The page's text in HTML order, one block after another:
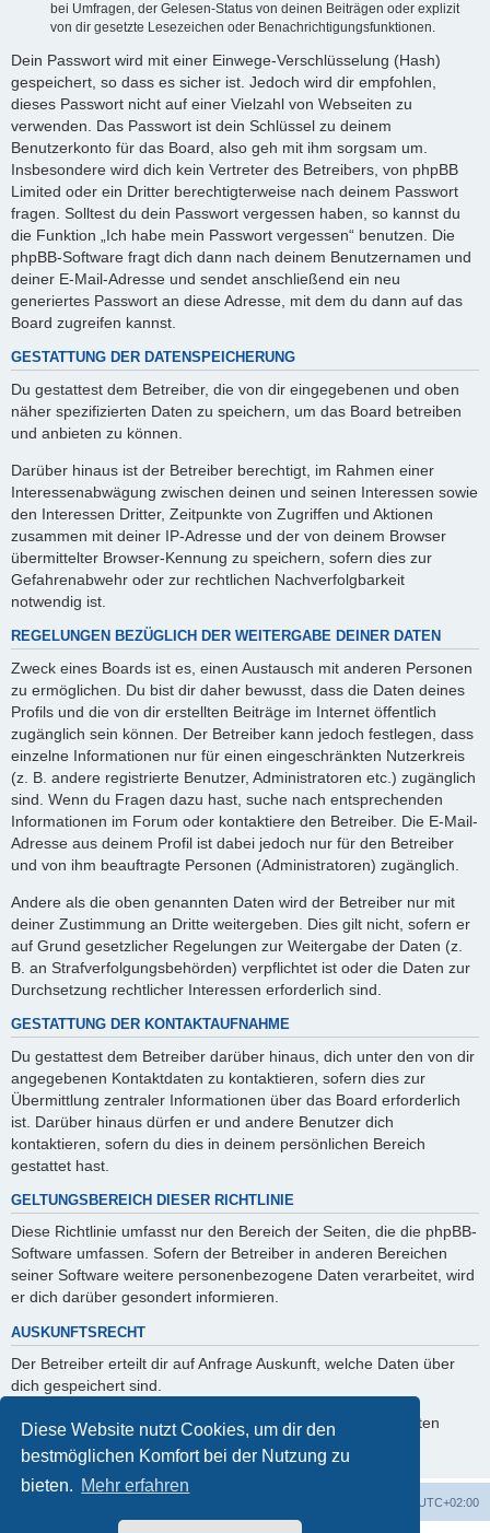
Diese Website nutzt Cookies, um dir den
bestmöglichen Komfort bei der Nutzung zu
bieten. Mehr erfahren
bei Umfragen, der Gelesen-Status von deinen Beiträgen oder explizit
von dir gesetzte Lesezeichen oder Benachrichtigungsfunktionen.
Dein Passwort wird mit einer Einwege-Verschlüsselung (Hash)
gespeichert, so dass es sicher ist. Jedoch wird dir empfohlen,
dieses Passwort nicht auf einer Vielzahl von Webseiten zu
verwenden. Das Passwort ist dein Schlüssel zu deinem
Benutzerkonto für das Board, also geh mit ihm sorgsam um.
Insbesondere wird dich kein Vertreter des Betreibers, von phpBB
Limited oder ein Dritter berechtigterweise nach deinem Passwort
fragen. Solltest du dein Passwort vergessen haben, so kannst du
die Funktion „Ich habe mein Passwort vergessen“ benutzen. Die
phpBB-Software fragt dich dann nach deinem Benutzernamen und
deiner E-Mail-Adresse und sendet anschließend ein neu
generiertes Passwort an diese Adresse, mit dem du dann auf das
Board zugreifen kannst.
GESTATTUNG DER DATENSPEICHERUNG
Du gestattest dem Betreiber, die von dir eingegebenen und oben
näher spezifizierten Daten zu speichern, um das Board betreiben
und anbieten zu können.
Darüber hinaus ist der Betreiber berechtigt, im Rahmen einer
Interessenabwägung zwischen deinen und seinen Interessen sowie
den Interessen Dritter, Zeitpunkte von Zugriffen und Aktionen
zusammen mit deiner IP-Adresse und der von deinem Browser
übermittelter Browser-Kennung zu speichern, sofern dies zur
Gefahrenabwehr oder zur rechtlichen Nachverfolgbarkeit
notwendig ist.
REGELUNGEN BEZÜGLICH DER WEITERGABE DEINER DATEN
Zweck eines Boards ist es, einen Austausch mit anderen Personen
zu ermöglichen. Du bist dir daher bewusst, dass die Daten deines
Profils und die von dir erstellten Beiträge im Internet öffentlich
zugänglich sein können. Der Betreiber kann jedoch festlegen, dass
einzelne Informationen nur für einen eingeschränkten Nutzerkreis
(z. B. andere registrierte Benutzer, Administratoren etc.) zugänglich
sind. Wenn du Fragen dazu hast, suche nach entsprechenden
Informationen im Forum oder kontaktiere den Betreiber. Die E-Mail-
Adresse aus deinem Profil ist dabei jedoch nur für den Betreiber
und von ihm beauftragte Personen (Administratoren) zugänglich.
Andere als die oben genannten Daten wird der Betreiber nur mit
deiner Zustimmung an Dritte weitergeben. Dies gilt nicht, sofern er
auf Grund gesetzlicher Regelungen zur Weitergabe der Daten (z.
B. an Strafverfolgungsbehörden) verpflichtet ist oder die Daten zur
Durchsetzung rechtlicher Interessen erforderlich sind.
GESTATTUNG DER KONTAKTAUFNAHME
Du gestattest dem Betreiber darüber hinaus, dich unter den von dir
angegebenen Kontaktdaten zu kontaktieren, sofern dies zur
Übermittlung zentraler Informationen über das Board erforderlich
ist. Darüber hinaus dürfen er und andere Benutzer dich
kontaktieren, sofern du dies in deinem persönlichen Bereich
gestattet hast.
GELTUNGSBEREICH DIESER RICHTLINIE
Diese Richtlinie umfasst nur den Bereich der Seiten, die die phpBB-
Software umfassen. Sofern der Betreiber in anderen Bereichen
seiner Software weitere personenbezogene Daten verarbeitet, wird
er dich darüber gesondert informieren.
AUSKUNFTSRECHT
Der Betreiber erteilt dir auf Anfrage Auskunft, welche Daten über
dich gespeichert sind.
Du kannst jederzeit die Löschung bzw. Sperrung deiner Daten
verlangen. Kontaktiere hierzu bitte den Betreiber.
UTC+02:00